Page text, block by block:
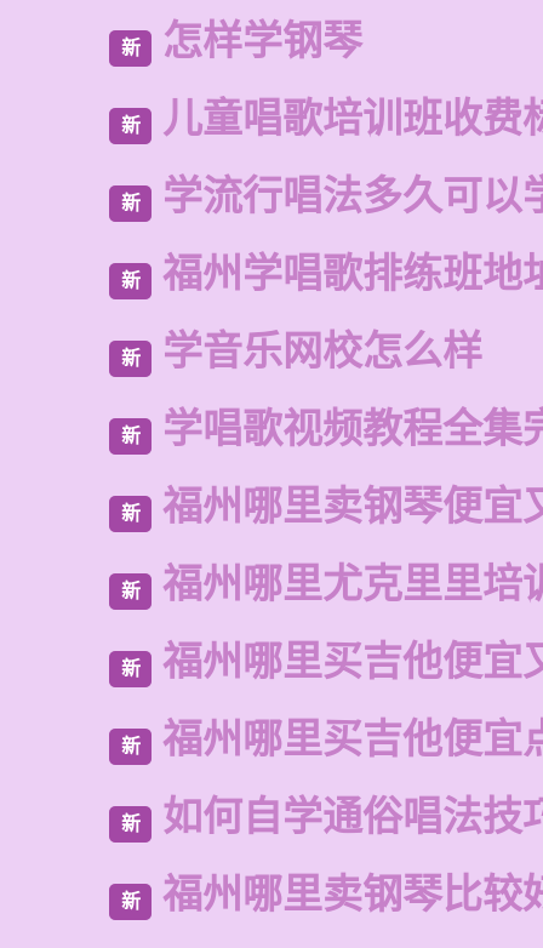
新 怎样学钢琴
新 儿童唱歌培训班收费
新 学流行唱法多久可以
新 福州学唱歌排练班地
新 学音乐网校怎么样
新 学唱歌视频教程全集
新 福州哪里卖钢琴便宜
新 福州哪里尤克里里培
新 福州哪里买吉他便宜
新 福州哪里买吉他便宜
新 如何自学通俗唱法技
新 福州哪里卖钢琴比较